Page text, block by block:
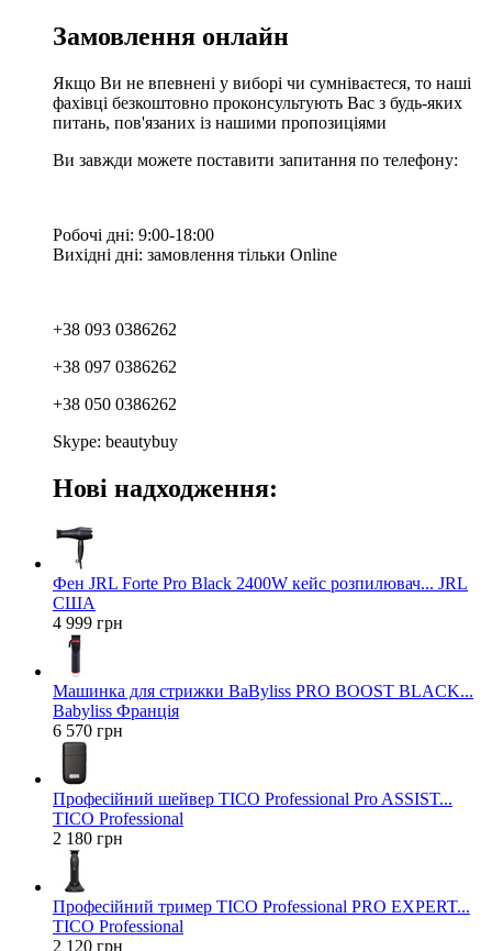
Замовлення онлайн
Якщо Ви не впевнені у виборі чи сумніваєтеся, то наші
фахівці безкоштовно проконсультують Вас з будь-яких
питань, пов'язаних із нашими пропозиціями
Ви завжди можете поставити запитання по телефону:
Робочі дні: 9:00-18:00
Вихідні дні: замовлення тільки Online
+38 093 0386262
+38 097 0386262
+38 050 0386262
Skype: beautybuy
Нові надходження:
Фен JRL Forte Pro Black 2400W кейс розпилювач... JRL
США
4 999 грн
Машинка для стрижки BaByliss PRO BOOST BLACK...
Babyliss Франція
6 570 грн
Професійний шейвер TICO Professional Pro ASSIST...
TICO Professional
2 180 грн
Професійний тример TICO Professional PRO EXPERT...
TICO Professional
2 120 грн